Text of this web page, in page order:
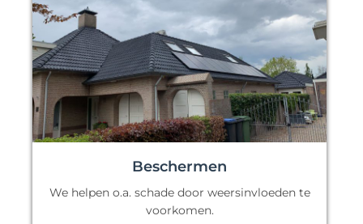
Beschermen
We helpen o.a. schade door weersinvloeden te
voorkomen.